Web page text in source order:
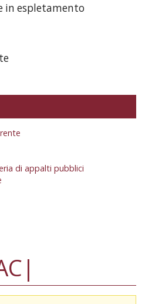
in espletamento
di appalti pubblici